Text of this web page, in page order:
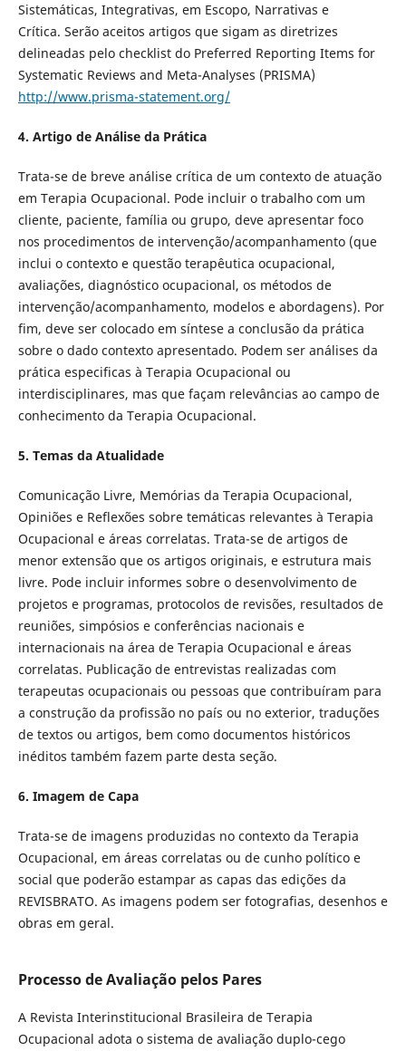
Sistemáticas, Integrativas, em Escopo, Narrativas e
Crítica. Serão aceitos artigos que sigam as diretrizes
delineadas pelo checklist do Preferred Reporting Items for
Systematic Reviews and Meta-Analyses (PRISMA)
http://www.prisma-statement.org/
4. Artigo de Análise da Prática
Trata-se de breve análise crítica de um contexto de atuação
em Terapia Ocupacional. Pode incluir o trabalho com um
cliente, paciente, família ou grupo, deve apresentar foco
nos procedimentos de intervenção/acompanhamento (que
inclui o contexto e questão terapêutica ocupacional,
avaliações, diagnóstico ocupacional, os métodos de
intervenção/acompanhamento, modelos e abordagens). Por
fim, deve ser colocado em síntese a conclusão da prática
sobre o dado contexto apresentado. Podem ser análises da
prática especificas à Terapia Ocupacional ou
interdisciplinares, mas que façam relevâncias ao campo de
conhecimento da Terapia Ocupacional.
5. Temas da Atualidade
Comunicação Livre, Memórias da Terapia Ocupacional,
Opiniões e Reflexões sobre temáticas relevantes à Terapia
Ocupacional e áreas correlatas. Trata-se de artigos de
menor extensão que os artigos originais, e estrutura mais
livre. Pode incluir informes sobre o desenvolvimento de
projetos e programas, protocolos de revisões, resultados de
reuniões, simpósios e conferências nacionais e
internacionais na área de Terapia Ocupacional e áreas
correlatas. Publicação de entrevistas realizadas com
terapeutas ocupacionais ou pessoas que contribuíram para
a construção da profissão no país ou no exterior, traduções
de textos ou artigos, bem como documentos históricos
inéditos também fazem parte desta seção.
6. Imagem de Capa
Trata-se de imagens produzidas no contexto da Terapia
Ocupacional, em áreas correlatas ou de cunho político e
social que poderão estampar as capas das edições da
REVISBRATO. As imagens podem ser fotografias, desenhos e
obras em geral.
Processo de Avaliação pelos Pares
A Revista Interinstitucional Brasileira de Terapia
Ocupacional adota o sistema de avaliação duplo-cego